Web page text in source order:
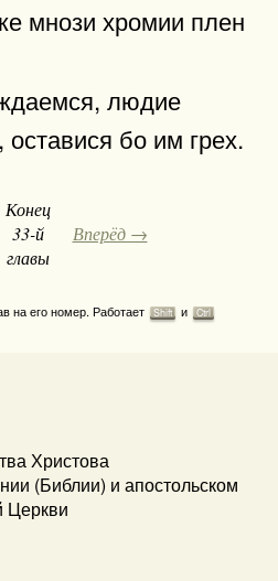
мнози хромии плен
людие
бо им грех.
Конец
33-й
главы
Вперёд →
на его номер. Работает Shift и Ctrl
Христова
(Библии) и апостольском
Церкви